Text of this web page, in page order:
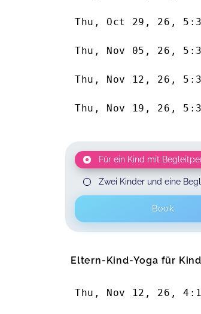
Thu, Oct 29, 26 ,
Thu, Nov 05, 26 ,
Thu, Nov 12, 26 ,
Thu, Nov 19, 26 ,
Für ein Kind mit
Zwei Kinder und eine
Book
Eltern-Kind-Yoga für
Thu, Nov 12, 26 ,